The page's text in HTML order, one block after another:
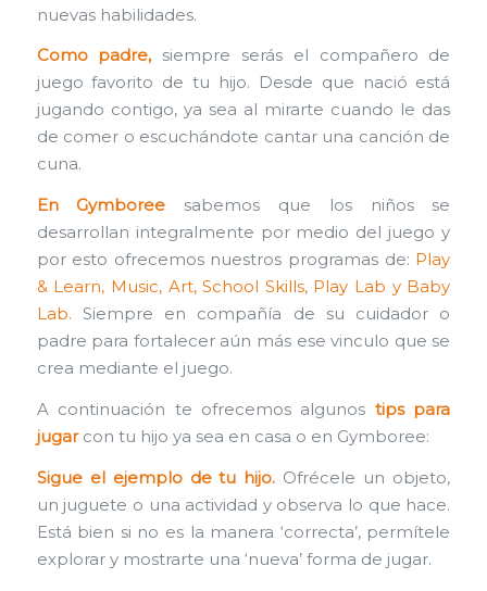
nuevas habilidades.
Como padre, siempre serás el compañero de
juego favorito de tu hijo. Desde que nació está
jugando contigo, ya sea al mirarte cuando le das
de comer o escuchándote cantar una canción de
cuna.
En Gymboree sabemos que los niños se
desarrollan integralmente por medio del juego y
por esto ofrecemos nuestros programas de: Play
& Learn, Music, Art, School Skills, Play Lab y Baby
Lab. Siempre en compañía de su cuidador o
padre para fortalecer aún más ese vinculo que se
crea mediante el juego.
A continuación te ofrecemos algunos tips para
jugarcon tu hijo ya sea en casa o en Gymboree:
Sigue el ejemplo de tu hijo. Ofrécele un objeto,
un juguete o una actividad y observa lo que hace.
Está bien si no es la manera ‘correcta’, permítele
explorar y mostrarte una ‘nueva’ forma de jugar.